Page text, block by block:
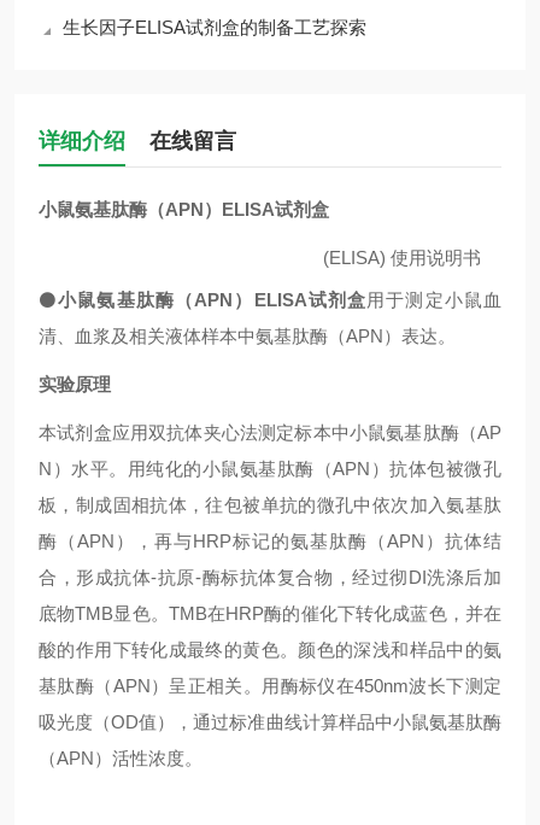
生长因子ELISA试剂盒的制备工艺探索
详细介绍 在线留言
小鼠氨基肽酶（APN）ELISA试剂盒
(ELISA) 使用说明书
⚫小鼠氨基肽酶（APN）ELISA试剂盒用于测定小鼠血
清、血浆及相关液体样本中氨基肽酶（APN）表达。
实验原理
本试剂盒应用双抗体夹心法测定标本中小鼠氨基肽酶（AP
N）水平。用纯化的小鼠氨基肽酶（APN）抗体包被微孔
板，制成固相抗体，往包被单抗的微孔中依次加入氨基肽
酶（APN），再与HRP标记的氨基肽酶（APN）抗体结
合，形成抗体-抗原-酶标抗体复合物，经过彻DI洗涤后加
底物TMB显色。TMB在HRP酶的催化下转化成蓝色，并在
酸的作用下转化成最终的黄色。颜色的深浅和样品中的氨
基肽酶（APN）呈正相关。用酶标仪在450nm波长下测定
吸光度（OD值），通过标准曲线计算样品中小鼠氨基肽酶
（APN）活性浓度。